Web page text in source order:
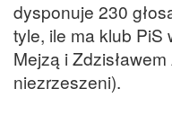
dysponuje 230
tyle, ile ma klub PiS
Mejzą i
niezrzeszeni).